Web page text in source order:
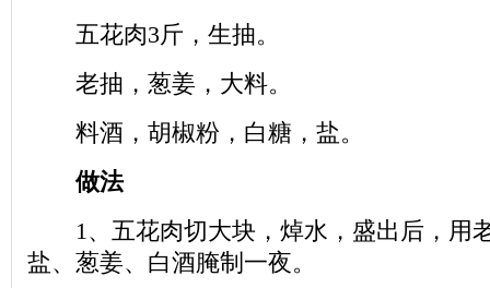
五花肉3斤，生抽。
老抽，葱姜，大料。
料酒，胡椒粉，白糖，盐。
做法
1、五花肉切大块，焯水，盛出后，用
盐、葱姜、白酒腌制一夜。